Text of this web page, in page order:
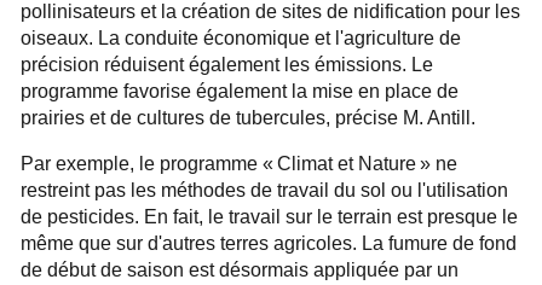
pollinisateurs et la création de sites de nidification pour les
oiseaux. La conduite économique et l'agriculture de
précision réduisent également les émissions. Le
programme favorise également la mise en place de
prairies et de cultures de tubercules, précise M. Antill.
Par exemple, le programme « Climat et Nature » ne
restreint pas les méthodes de travail du sol ou l'utilisation
de pesticides. En fait, le travail sur le terrain est presque le
même que sur d'autres terres agricoles. La fumure de fond
de début de saison est désormais appliquée par un